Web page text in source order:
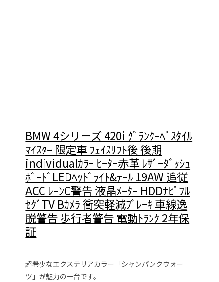
BMW 4シリーズ 420i ｸﾞﾗﾝｸｰﾍﾟｽﾀｲﾙ
ﾏｲｽﾀｰ 限定車 ﾌｪｲｽﾘﾌﾄ後 後期
individualｶﾗｰ ﾋｰﾀｰ赤革 ﾚｻﾞｰﾀﾞｯｼｭ
ﾎﾞｰﾄﾞLEDﾍｯﾄﾞﾗｲﾄ&ﾃｰﾙ 19AW 追従
ACC ﾚｰﾝC警告 液晶ﾒｰﾀｰ HDDﾅﾋﾞﾌﾙ
ｾｸﾞTV Bｶﾒﾗ 衝突軽減ﾌﾞﾚｰｷ 車線逸
脱警告 歩行者警告 電動ﾄﾗﾝｸ 2年保
証
超希少なエクステリアカラー「シャンパンクウォー
ツ」が魅力の一台です。